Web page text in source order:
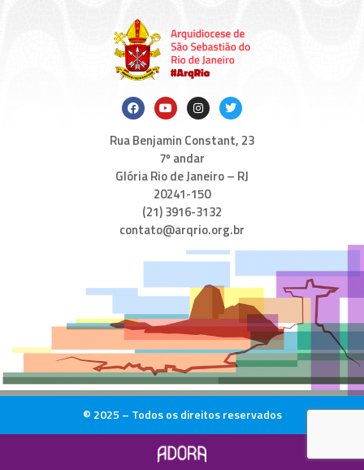
Rua Benjamin Constant, 23
7º andar
Glória Rio de Janeiro – RJ
20241-150
(21) 3916-3132
contato@arqrio.org.br
© 2025 – Todos os direitos reservados